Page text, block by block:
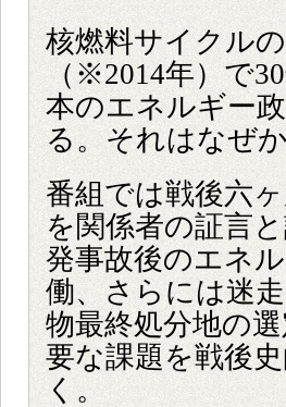
核燃料サイクル
（※2014年）で
本のエネルギー
る。それはなぜ
番組では戦後六
を関係者の証言
発事故後のエネ
働、さらには迷
物最終処分地の
要な課題を戦後
く。